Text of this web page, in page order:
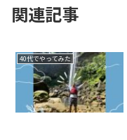
関連記事
40代でやってみた